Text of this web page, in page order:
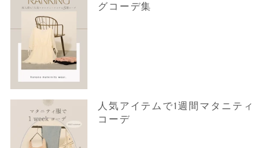
グコーデ集
人気アイテムで1週間マタニティ
コーデ